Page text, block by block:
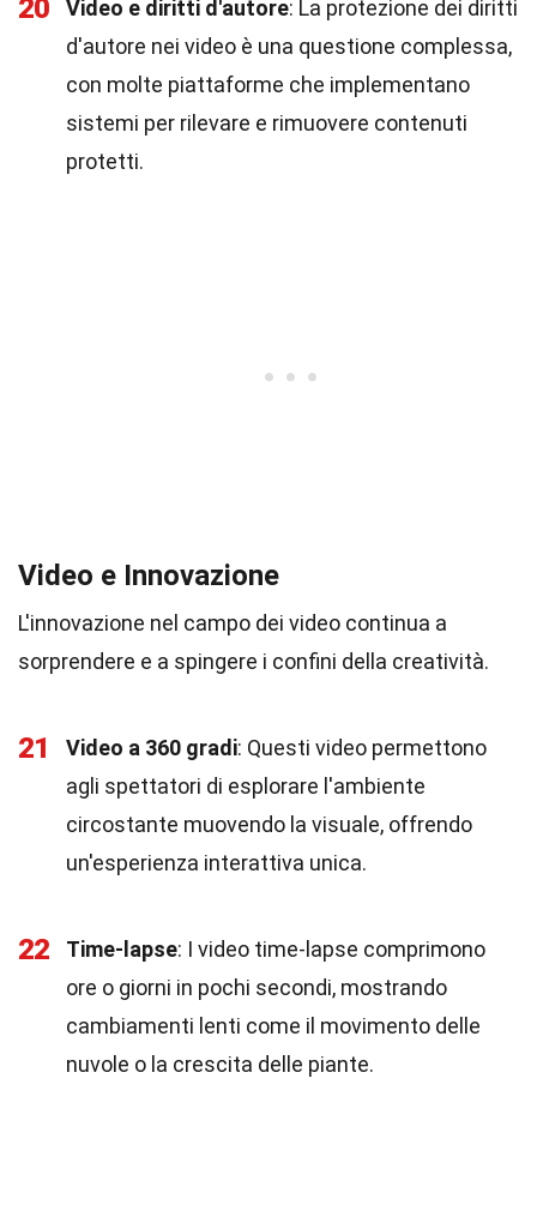
20 Video e diritti d'autore: La protezione dei diritti
d'autore nei video è una questione complessa,
con molte piattaforme che implementano
sistemi per rilevare e rimuovere contenuti
protetti.
Video e Innovazione
L'innovazione nel campo dei video continua a
sorprendere e a spingere i confini della creatività.
21 Video a 360 gradi: Questi video permettono
agli spettatori di esplorare l'ambiente
circostante muovendo la visuale, offrendo
un'esperienza interattiva unica.
22 Time-lapse: I video time-lapse comprimono
ore o giorni in pochi secondi, mostrando
cambiamenti lenti come il movimento delle
nuvole o la crescita delle piante.